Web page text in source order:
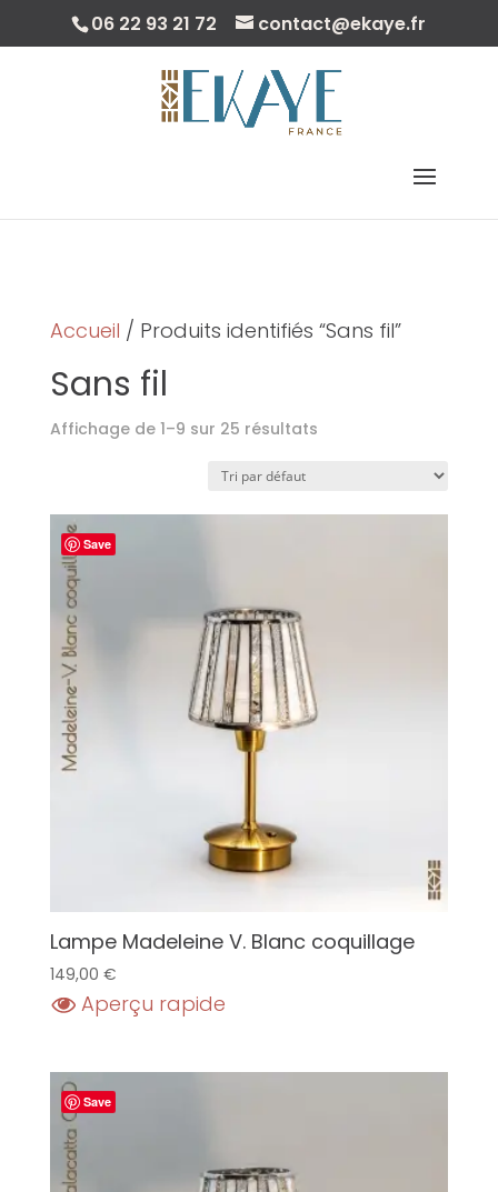
06 22 93 21 72 contact@ekaye.fr
Accueil / Produits identifiés “Sans fil”
Sans fil
Affichage de 1–9 sur 25 résultats
Save
Lampe Madeleine V. Blanc coquillage
149,00 €
Aperçu rapide
Save